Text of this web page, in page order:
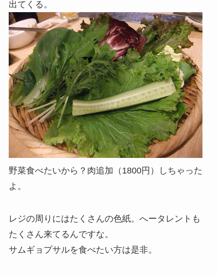
出てくる。
野菜食べたいから？肉追加（1800円）しちゃった
よ。
レジの周りにはたくさんの色紙。へータレントも
たくさん来てるんですな。
サムギョプサルを食べたい方は是非。